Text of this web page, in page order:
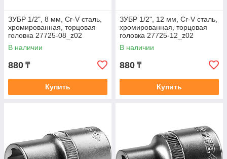
ЗУБР 1/2", 8 мм, Cr-V сталь,
хромированная, торцовая
головка 27725-08_z02
В наличии
880 ₸
Купить
ЗУБР 1/2", 12 мм, Cr-V сталь,
хромированная, торцовая
головка 27725-12_z02
В наличии
880 ₸
Купить